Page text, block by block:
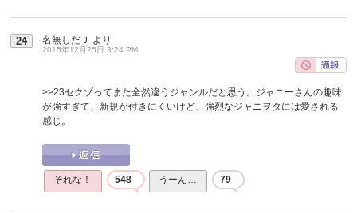
24 名無しだＪ より
2015年12月25日 3:24 PM
>>23セクゾってまた全然違うジャンルだと思う。ジャニーさんの趣味
が強すぎて、新規が付きにくいけど、強烈なジャニヲタには愛される
感じ。
それな！ 548 うーん… 79